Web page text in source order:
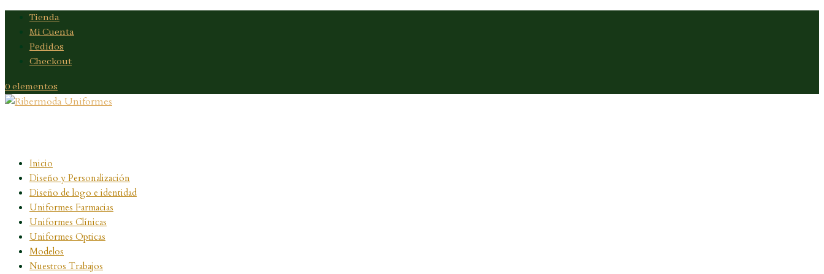
Tienda
Mi Cuenta
Pedidos
Checkout
0 elementos
Inicio
Diseño y Personalización
Diseño de logo e identidad
Uniformes Farmacias
Uniformes Clínicas
Uniformes Opticas
Modelos
Nuestros Trabajos